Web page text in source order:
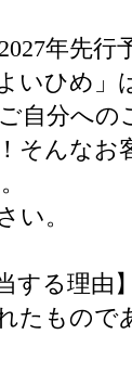
年先行
いひめ」
自分への
そんな
い。
する理由】
たもので